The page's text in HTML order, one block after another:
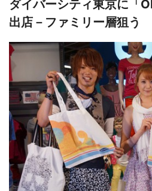
ダイバーシティ東京に「
出店－ファミリー層狙う